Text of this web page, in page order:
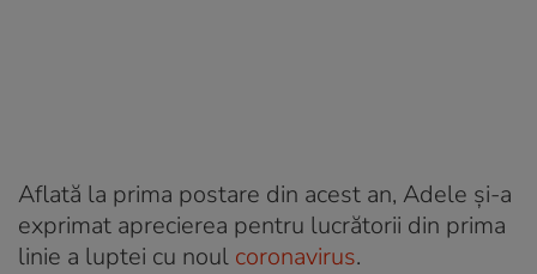
Aflată la prima postare din acest an, Adele și-a
exprimat aprecierea pentru lucrătorii din prima
linie a luptei cu noul coronavirus.